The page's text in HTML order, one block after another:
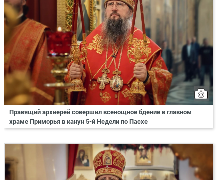
Правящий архиерей совершил всенощное бдение в главном
храме Приморья в канун 5-й Недели по Пасхе